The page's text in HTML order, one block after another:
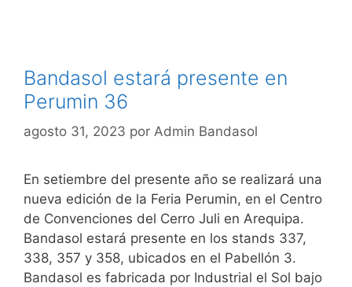
Bandasol estará presente en
Perumin 36
agosto 31, 2023 por Admin Bandasol
En setiembre del presente año se realizará una
nueva edición de la Feria Perumin, en el Centro
de Convenciones del Cerro Juli en Arequipa.
Bandasol estará presente en los stands 337,
338, 357 y 358, ubicados en el Pabellón 3.
Bandasol es fabricada por Industrial el Sol bajo